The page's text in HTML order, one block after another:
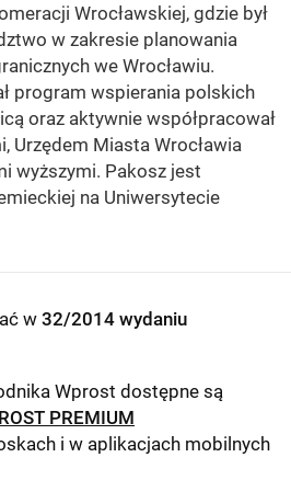
Wrocławskiej, gdzie był
w zakresie planowania
we Wrocławiu.
program wspierania polskich
oraz aktywnie współpracował
Urzędem Miasta Wrocławia
wyższymi. Pakosz jest
na Uniwersytecie
w 32/2014 wydaniu
Wprost dostępne są
PREMIUM
i w aplikacjach mobilnych